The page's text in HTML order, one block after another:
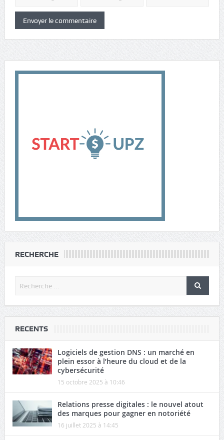
RECHERCHE
RECENTS
Logiciels de gestion DNS : un marché en
plein essor à l’heure du cloud et de la
cybersécurité
15 octobre 2025 à 10:46
Relations presse digitales : le nouvel atout
des marques pour gagner en notoriété
16 juillet 2025 à 14:45